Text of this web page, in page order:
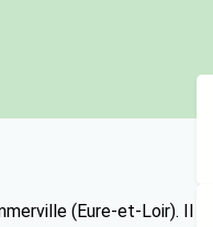
(Eure-et-Loir). Il